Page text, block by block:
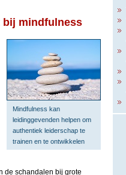
bij mindfulness
Mindfulness kan
leidinggevenden helpen om
authentiek leiderschap te
trainen en te ontwikkelen
de schandalen bij grote